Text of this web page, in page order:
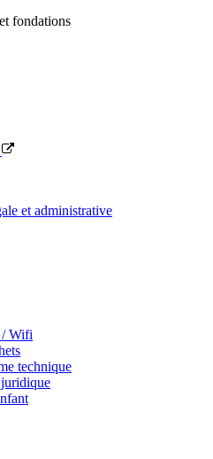
fondations
et administrative
/ Wifi
technique